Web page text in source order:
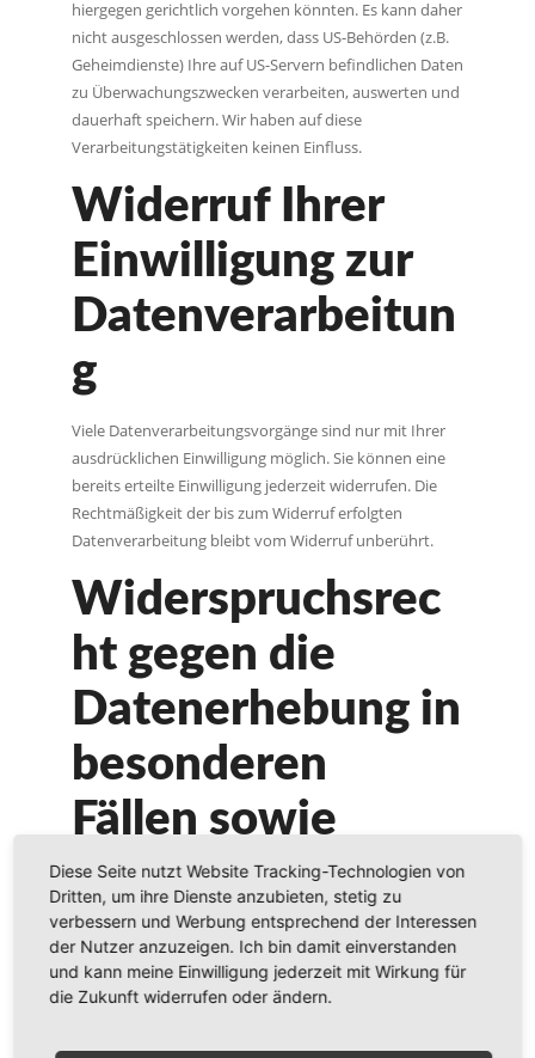
hiergegen gerichtlich vorgehen könnten. Es kann daher
nicht ausgeschlossen werden, dass US-Behörden (z.B.
Geheimdienste) Ihre auf US-Servern befindlichen Daten
zu Überwachungszwecken verarbeiten, auswerten und
dauerhaft speichern. Wir haben auf diese
Verarbeitungstätigkeiten keinen Einfluss.
Widerruf Ihrer
Einwilligung zur
Datenverarbeitun
g
Viele Datenverarbeitungsvorgänge sind nur mit Ihrer
ausdrücklichen Einwilligung möglich. Sie können eine
bereits erteilte Einwilligung jederzeit widerrufen. Die
Rechtmäßigkeit der bis zum Widerruf erfolgten
Datenverarbeitung bleibt vom Widerruf unberührt.
Widerspruchsrec
ht gegen die
Datenerhebung in
besonderen
Fällen sowie
gegen
Direktwerbung
(Art. 21 DSGVO)
Diese Seite nutzt Website Tracking-Technologien von
Dritten, um ihre Dienste anzubieten, stetig zu
verbessern und Werbung entsprechend der Interessen
der Nutzer anzuzeigen. Ich bin damit einverstanden
und kann meine Einwilligung jederzeit mit Wirkung für
die Zukunft widerrufen oder ändern.